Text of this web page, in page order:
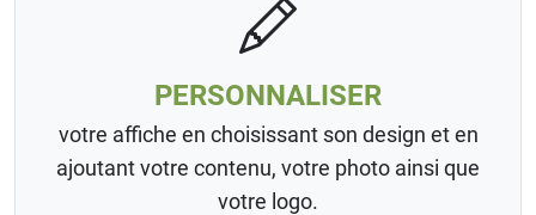
PERSONNALISER
votre affiche en choisissant son design et en
ajoutant votre contenu, votre photo ainsi que
votre logo.